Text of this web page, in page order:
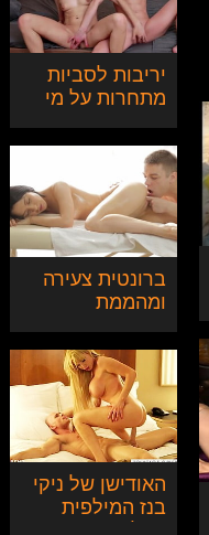
יריבות לסביות
מתחרות על מי
בזיון כועס וקשוח
ברונטית צעירה
ומהממת
לזיון
האודישן של ניקי
בנז המילפית